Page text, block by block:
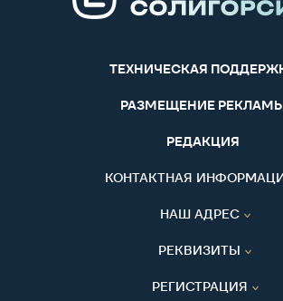
ТЕХНИЧЕСКАЯ
РАЗМЕЩЕНИЕ
РЕДАКЦИЯ
КОНТАКТНАЯ
НАШ АДРЕС
РЕКВИЗИТЫ
РЕГИСТРАЦИЯ